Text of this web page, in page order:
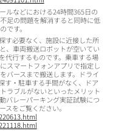
ルなどにおける24時間365日の
足の問題を解消すると同時に低
です。
す必要なく、施設に近接した所
、車両搬送ロボットが空いてい
代行するものです。乗車する場
スマートフォンアプリで指定し
バースまで搬送します。ドライ
す・駐車する手間がなく、ドア
ラブルがないといったメリット
バレーパーキング実証試験につ
スをご覧ください。